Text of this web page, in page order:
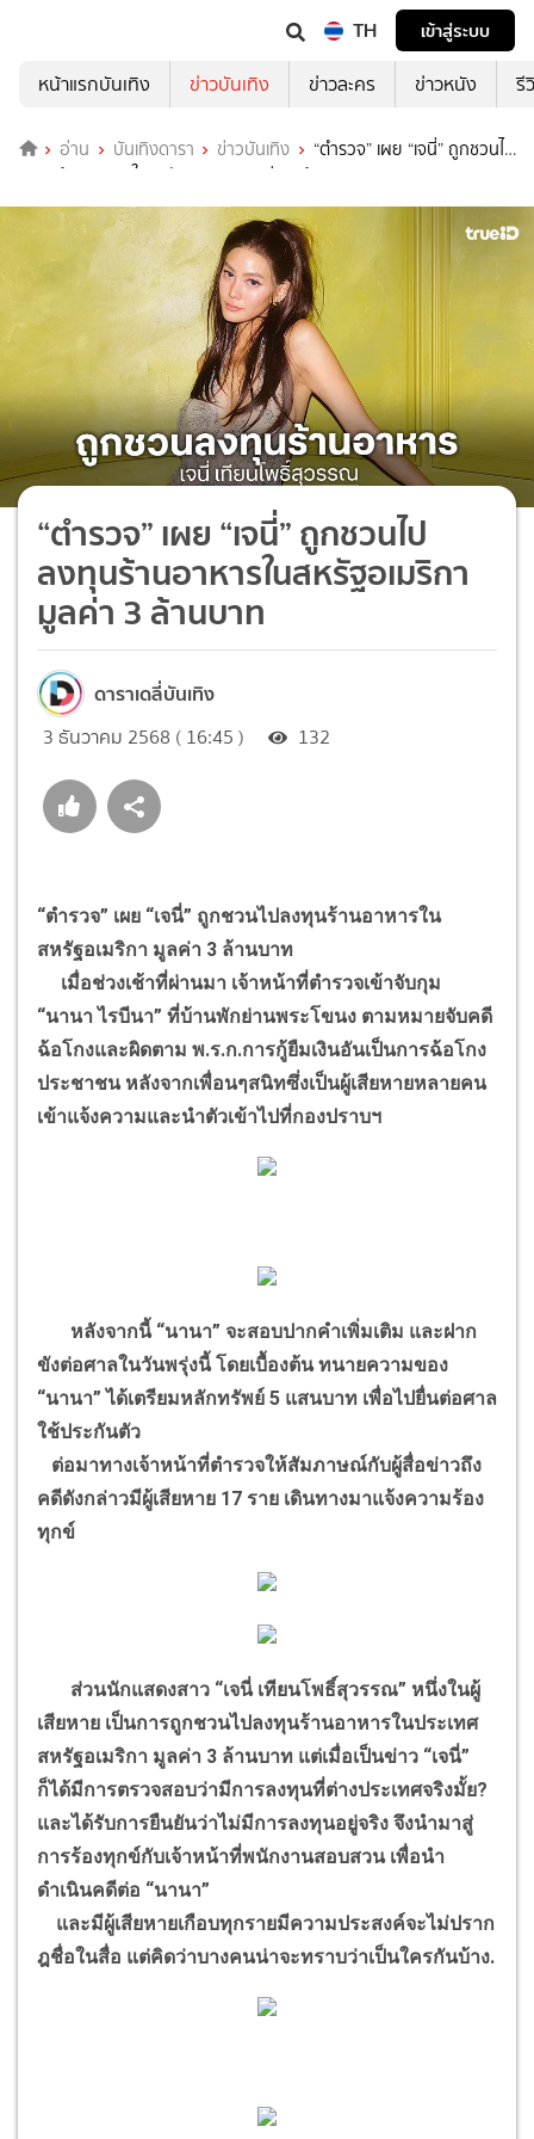
TH
เข้าสู่ระบบ
หน้าแรกบันเทิง
ข่าวบันเทิง ข่าวละคร ข่าวหนัง รี
อ่าน บันเทิงดารา ข่าวบันเทิง
“ตำรวจ” เผย “เจนี่” ถูกชวนไป
ลงทุนร้านอาหารในสหรัฐอเมริกา มูลค่า 3 ล้านบาท
“ตำรวจ” เผย “เจนี่” ถูกชวนไป
ลงทุนร้านอาหารในสหรัฐอเมริกา
มูลค่า 3 ล้านบาท
ดาราเดลี่บันเทิง
3 ธันวาคม 2568 ( 16:45 ) 132
“ตำรวจ” เผย “เจนี่” ถูกชวนไปลงทุนร้านอาหารใน
สหรัฐอเมริกา มูลค่า 3 ล้านบาท
เมื่อช่วงเช้าที่ผ่านมา เจ้าหน้าที่ตำรวจเข้าจับกุม
“นานา ไรบีนา” ที่บ้านพักย่านพระโขนง ตามหมายจับคดี
ฉ้อโกงและผิดตาม พ.ร.ก.การกู้ยืมเงินอันเป็นการฉ้อโกง
ประชาชน หลังจากเพื่อนๆสนิทซึ่งเป็นผู้เสียหายหลายคน
เข้าแจ้งความและนำตัวเข้าไปที่กองปราบฯ
หลังจากนี้ “นานา” จะสอบปากคำเพิ่มเติม และฝาก
ขังต่อศาลในวันพรุ่งนี้ โดยเบื้องต้น ทนายความของ
“นานา” ได้เตรียมหลักทรัพย์ 5 แสนบาท เพื่อไปยื่นต่อศาล
ใช้ประกันตัว
ต่อมาทางเจ้าหน้าที่ตำรวจให้สัมภาษณ์กับผู้สื่อข่าวถึง
คดีดังกล่าวมีผู้เสียหาย 17 ราย เดินทางมาแจ้งความร้อง
ทุกข์
ส่วนนักแสดงสาว “เจนี่ เทียนโพธิ์สุวรรณ” หนึ่งในผู้
เสียหาย เป็นการถูกชวนไปลงทุนร้านอาหารในประเทศ
สหรัฐอเมริกา มูลค่า 3 ล้านบาท แต่เมื่อเป็นข่าว “เจนี่”
ก็ได้มีการตรวจสอบว่ามีการลงทุนที่ต่างประเทศจริงมั้ย?
และได้รับการยืนยันว่าไม่มีการลงทุนอยู่จริง จึงนำมาสู่
การร้องทุกข์กับเจ้าหน้าที่พนักงานสอบสวน เพื่อนำ
ดำเนินคดีต่อ “นานา”
และมีผู้เสียหายเกือบทุกรายมีความประสงค์จะไม่ปราก
ฎชื่อในสื่อ แต่คิดว่าบางคนน่าจะทราบว่าเป็นใครกันบ้าง.